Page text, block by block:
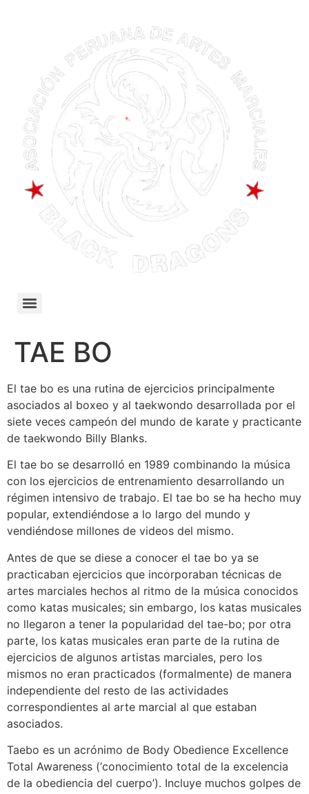
TAE BO
El tae bo es una rutina de ejercicios principalmente
asociados al boxeo y al taekwondo desarrollada por el
siete veces campeón del mundo de karate y practicante
de taekwondo Billy Blanks.
El tae bo se desarrolló en 1989 combinando la música
con los ejercicios de entrenamiento desarrollando un
régimen intensivo de trabajo. El tae bo se ha hecho muy
popular, extendiéndose a lo largo del mundo y
vendiéndose millones de videos del mismo.
Antes de que se diese a conocer el tae bo ya se
practicaban ejercicios que incorporaban técnicas de
artes marciales hechos al ritmo de la música conocidos
como katas musicales; sin embargo, los katas musicales
no llegaron a tener la popularidad del tae-bo; por otra
parte, los katas musicales eran parte de la rutina de
ejercicios de algunos artistas marciales, pero los
mismos no eran practicados (formalmente) de manera
independiente del resto de las actividades
correspondientes al arte marcial al que estaban
asociados.
Taebo es un acrónimo de Body Obedience Excellence
Total Awareness (‘conocimiento total de la excelencia
de la obediencia del cuerpo’). Incluye muchos golpes de